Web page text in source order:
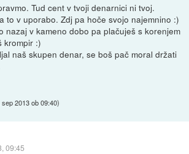
Tud cent v tvoji denarnici ni tvoj.
to v uporabo. Zdj pa hoče svojo najemnino :)
nazaj v kameno dobo pa plačuješ s korenjem
krompir :)
naš skupen denar, se boš pač moral držati
sep 2013 ob 09:40)
09:45